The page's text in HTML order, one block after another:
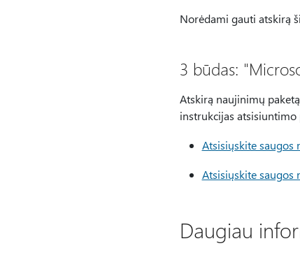
Norėdami gauti atskirą
3 būdas:
Atskirą naujinimų
instrukcijas atsisiuntimo
Atsisiųskite
Atsisiųskite
Daugiau